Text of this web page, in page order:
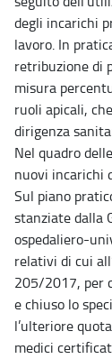
degli incarichi
lavoro. In
retribuzione di
misura
ruoli apicali,
dirigenza
Nel quadro
nuovi incarichi
Sul piano
stanziate dalla
ospedaliero-
relativi di cui
205/2017, per
e chiuso lo
l’ulteriore
medici